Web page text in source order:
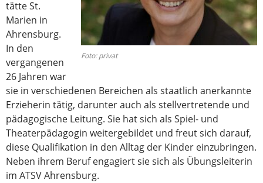
Foto: privat
tätte St.
Marien in
Ahrensburg.
In den
vergangenen
26 Jahren war
sie in verschiedenen Bereichen als staatlich anerkannte
Erzieherin tätig, darunter auch als stellvertretende und
pädagogische Leitung. Sie hat sich als Spiel- und
Theaterpädagogin weitergebildet und freut sich darauf,
diese Qualifikation in den Alltag der Kinder einzubringen.
Neben ihrem Beruf engagiert sie sich als Übungsleiterin
im ATSV Ahrensburg.